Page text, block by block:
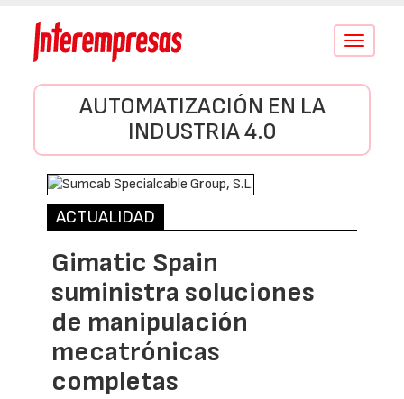
Conmutar
AUTOMATIZACIÓN EN LA
INDUSTRIA 4.0
ACTUALIDAD
Gimatic Spain
suministra soluciones
de manipulación
mecatrónicas
completas